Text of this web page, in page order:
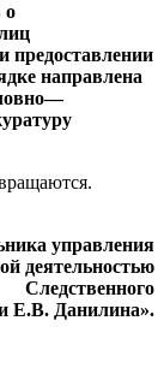
о
предоставлении
направлена
—
управления
деятельностью
Следственного
Е.В. Данилина».